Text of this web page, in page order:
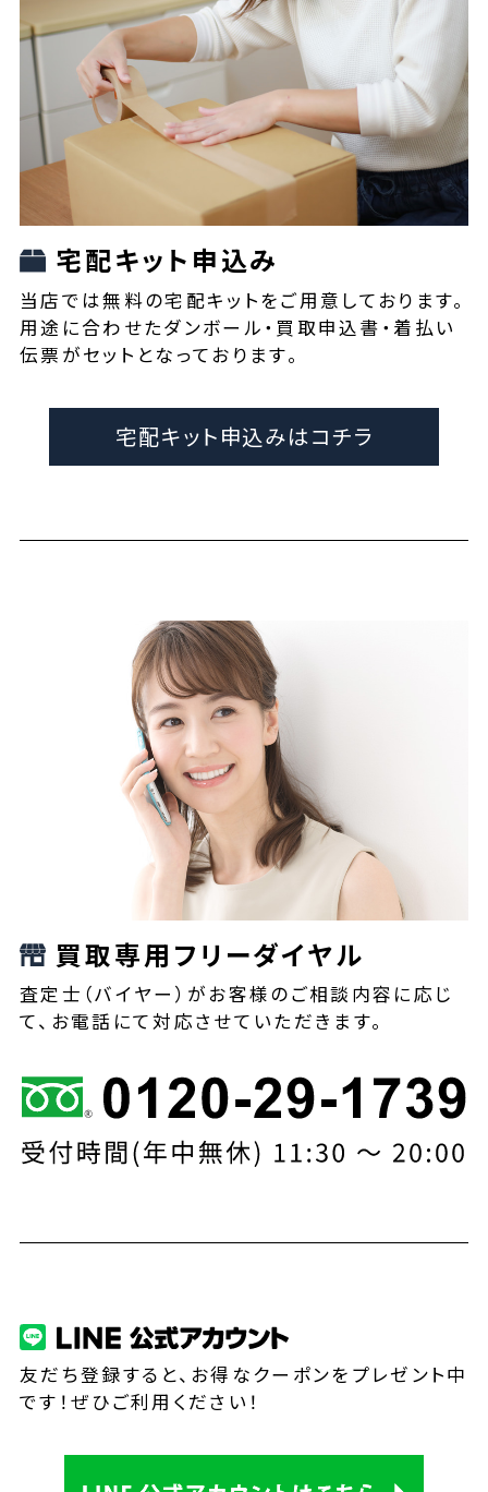
宅配キット申込み
当店では無料の宅配キットをご用意しております。
用途に合わせたダンボール・買取申込書・着払い
伝票がセットとなっております。
宅配キット申込みはコチラ
買取専用フリーダイヤル
査定士（バイヤー）がお客様のご相談内容に応じ
て、お電話にて対応させていただきます。
友だち登録すると、お得なクーポンをプレゼント中
です！ぜひご利用ください！